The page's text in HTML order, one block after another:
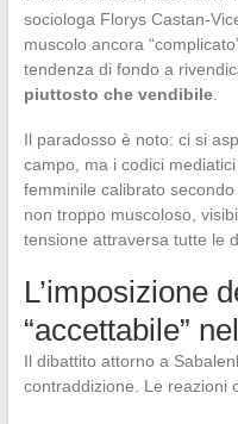
sociologa Florys Castan-
muscolo ancora
tendenza di fondo a
piuttosto che vendibile.
Il paradosso è noto: ci si
campo, ma i codici
femminile calibrato
non troppo muscoloso,
tensione attraversa tutte le
L’imposizione
“accettabile”
Il dibattito attorno a
contraddizione. Le reazioni